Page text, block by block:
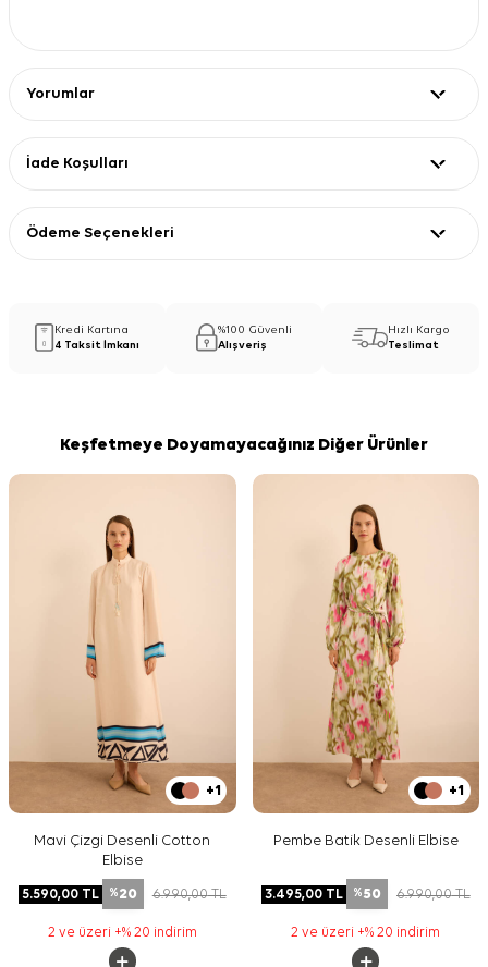
Yorumlar
İade Koşulları
Ödeme Seçenekleri
Kredi Kartına
4 Taksit İmkanı
%100 Güvenli
Alışveriş
Hızlı Kargo
Teslimat
Keşfetmeye Doyamayacağınız Diğer Ürünler
+1
Mavi Çizgi Desenli Cotton
Elbise
5.590,00TL %20 6.990,00TL
2 ve üzeri +% 20 indirim
+1
Pembe Batik Desenli Elbise
3.495,00TL %50 6.990,00TL
2 ve üzeri +% 20 indirim